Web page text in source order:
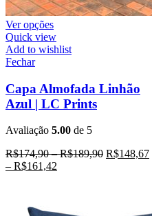
Ver opções
Quick view
Add to wishlist
Fechar
Capa Almofada Linhão
Azul | LC Prints
Avaliação 5.00 de 5
R$174,90–R$189,90 R$148,67
– R$161,42